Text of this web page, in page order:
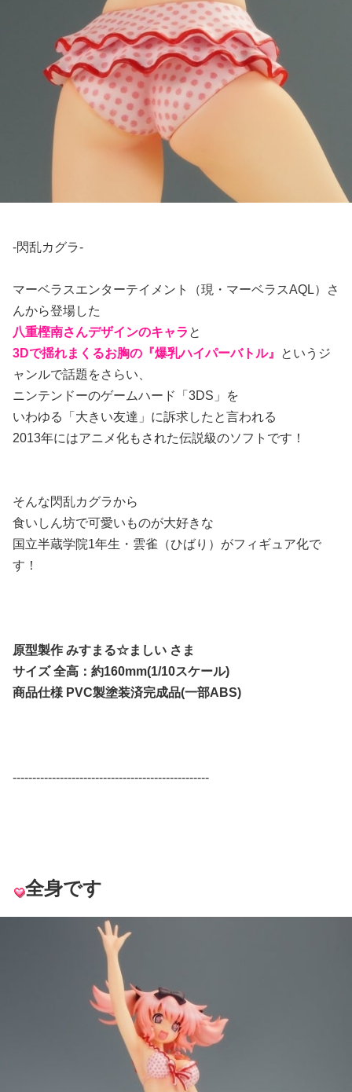
-閃乱カグラ-
マーベラスエンターテイメント（現・マーベラスAQL）さ
んから登場した
八重樫南さんデザインのキャラ と
3Dで揺れまくるお胸の『爆乳ハイパーバトル』
というジ
ャンルで話題をさらい、
ニンテンドーのゲームハード「3DS」を
いわゆる「大きい友達」に訴求したと言われる
2013年にはアニメ化もされた伝説級のソフトです！
そんな閃乱カグラから
食いしん坊で可愛いものが大好きな
国立半蔵学院1年生・雲雀（ひばり）がフィギュア化で
す！
原型製作 みすまる☆ましい さま
サイズ 全高：約160mm(1/10スケール)
商品仕様 PVC製塗装済完成品(一部ABS)
--------------------------------------------------
全身です